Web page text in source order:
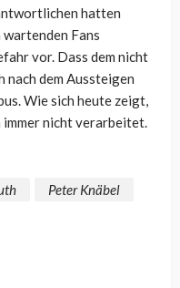
hatten
wartenden Fans
vor. Dass dem nicht
nach dem Aussteigen
Wie sich heute zeigt,
immer nicht verarbeitet.
Peter Knäbel